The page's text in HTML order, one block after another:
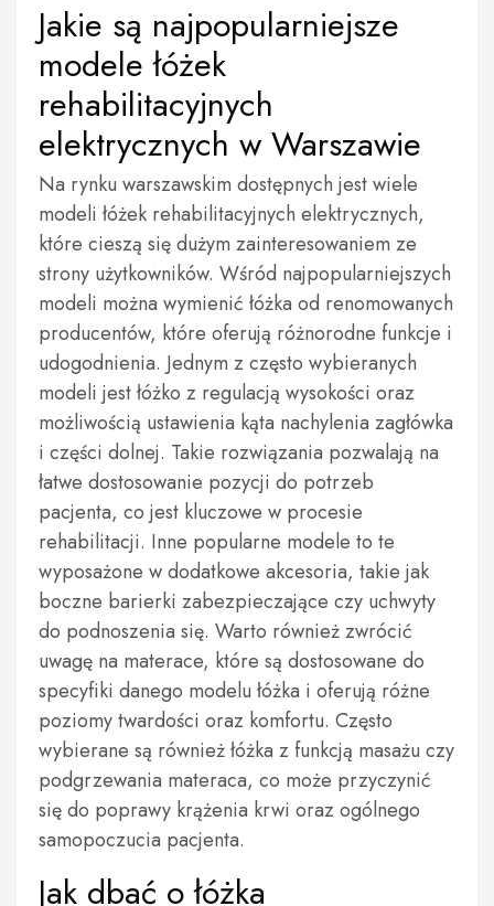
Jakie są najpopularniejsze
modele łóżek
rehabilitacyjnych
elektrycznych w Warszawie
Na rynku warszawskim dostępnych jest wiele
modeli łóżek rehabilitacyjnych elektrycznych,
które cieszą się dużym zainteresowaniem ze
strony użytkowników. Wśród najpopularniejszych
modeli można wymienić łóżka od renomowanych
producentów, które oferują różnorodne funkcje i
udogodnienia. Jednym z często wybieranych
modeli jest łóżko z regulacją wysokości oraz
możliwością ustawienia kąta nachylenia zagłówka
i części dolnej. Takie rozwiązania pozwalają na
łatwe dostosowanie pozycji do potrzeb
pacjenta, co jest kluczowe w procesie
rehabilitacji. Inne popularne modele to te
wyposażone w dodatkowe akcesoria, takie jak
boczne barierki zabezpieczające czy uchwyty
do podnoszenia się. Warto również zwrócić
uwagę na materace, które są dostosowane do
specyfiki danego modelu łóżka i oferują różne
poziomy twardości oraz komfortu. Często
wybierane są również łóżka z funkcją masażu czy
podgrzewania materaca, co może przyczynić
się do poprawy krążenia krwi oraz ogólnego
samopoczucia pacjenta.
Jak dbać o łóżka